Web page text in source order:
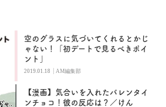
空のグラスに気づいてくれるとかじ
ゃない！「初デートで見るべきポイ
ント」
2019.01.18 | AM編集部
【漫画】気合いを入れたバレンタイ
ンチョコ！彼の反応は？／けん